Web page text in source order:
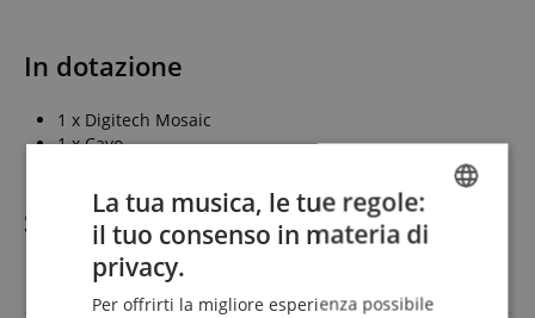
In dotazione
1 x Digitech Mosaic
1 x Cavo
Specificazione
Codice articolo
ENGLISH
La tua musica, le tue regole:
il tuo consenso in materia di
privacy.
Per offrirti la migliore esperienza possibile